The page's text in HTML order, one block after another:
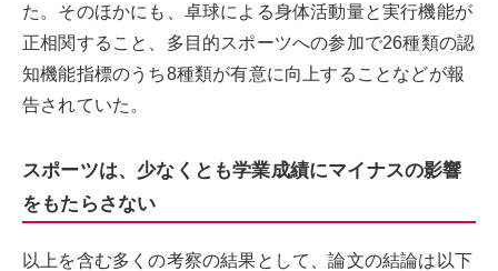
た。そのほかにも、卓球による身体活動量と実行機能が
正相関すること、多目的スポーツへの参加で26種類の認
知機能指標のうち8種類が有意に向上することなどが報
告されていた。
スポーツは、少なくとも学業成績にマイナスの影響
をもたらさない
以上を含む多くの考察の結果として、論文の結論は以下